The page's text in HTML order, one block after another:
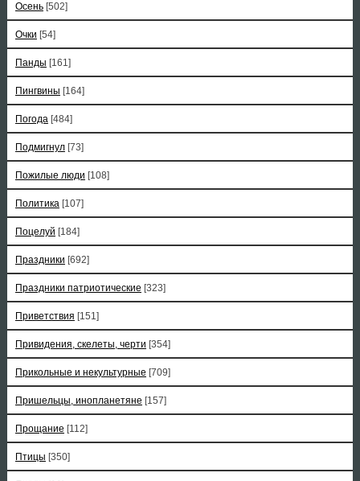
Осень [502]
Очки [54]
Панды [161]
Пингвины [164]
Погода [484]
Подмигнул [73]
Пожилые люди [108]
Политика [107]
Поцелуй [184]
Праздники [692]
Праздники патриотические [323]
Приветствия [151]
Привидения, скелеты, черти [354]
Прикольные и некультурные [709]
Пришельцы, инопланетяне [157]
Прощание [112]
Птицы [350]